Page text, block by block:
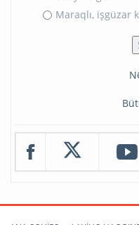
Maraqlı, işgüzar